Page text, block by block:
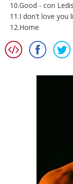
10.Good - con
11.I don't love you
12.Home